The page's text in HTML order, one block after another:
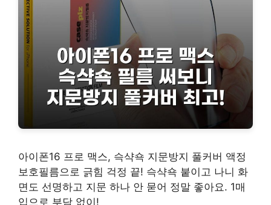
아이폰16 프로 맥스, 슥샥쇽 지문방지 풀커버 액정
보호필름으로 긁힘 걱정 끝! 슥샥쇽 붙이고 나니 화
면도 선명하고 지문 하나 안 묻어 정말 좋아요. 1매
입으로 부담 없이!